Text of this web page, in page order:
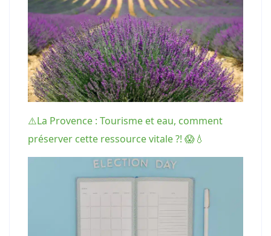
⚠️La Provence : Tourisme et eau, comment
préserver cette ressource vitale ?! 😱💧